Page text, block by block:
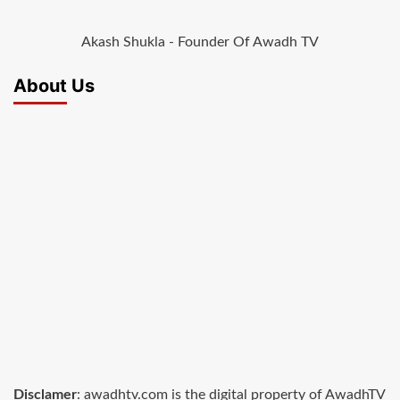
Akash Shukla - Founder Of Awadh TV
About Us
Disclamer: awadhtv.com is the digital property of AwadhTV